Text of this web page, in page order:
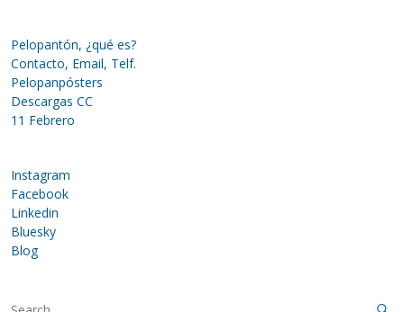
Pelopantón, ¿qué es?
Contacto, Email, Telf.
Pelopanpósters
Descargas CC
11 Febrero
Instagram
Facebook
Linkedin
Bluesky
Blog
S